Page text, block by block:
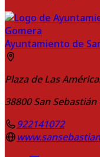
Ayuntamiento de
Plaza de Las
38800 San
922141072